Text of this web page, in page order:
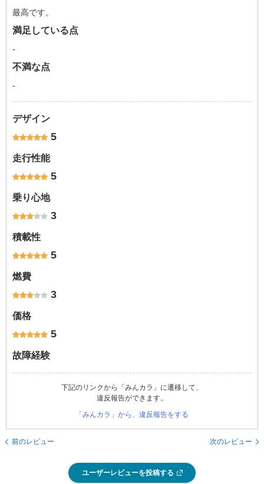
最高です。
満足している点
-
不満な点
-
デザイン
5
走行性能
5
乗り心地
3
積載性
5
燃費
3
価格
5
故障経験
下記のリンクから「みんカラ」に遷移して、
違反報告ができます。
「みんカラ」から、違反報告をする
前のレビュー 次のレビュー
ユーザーレビューを投稿する